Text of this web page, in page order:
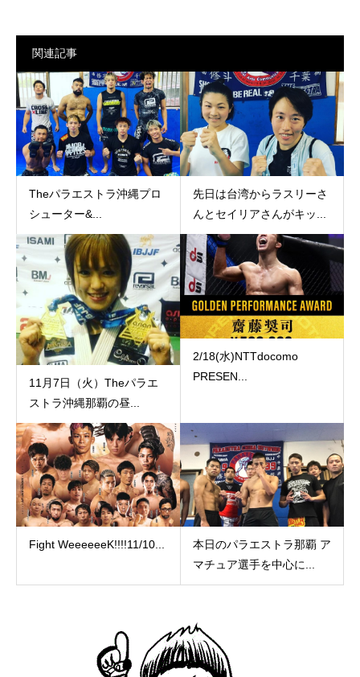
関連記事
Theパラエストラ沖縄プロ
シューター&...
先日は台湾からラスリーさ
んとセイリアさんがキッ...
11月7日（火）Theパラエ
ストラ沖縄那覇の昼...
2/18(水)NTTdocomo
PRESEN...
Fight WeeeeeeK!!!!11/10...
本日のパラエストラ那覇 ア
マチュア選手を中心に...